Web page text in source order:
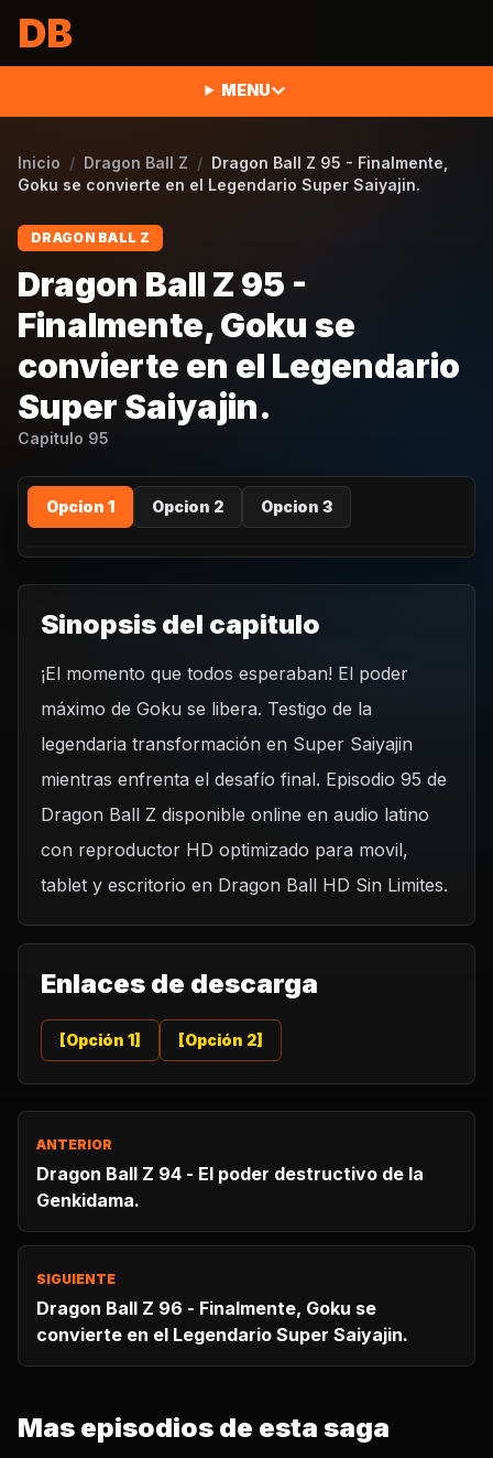
DB
MENU
Inicio / Dragon Ball Z / Dragon Ball Z 95 - Finalmente,
Goku se convierte en el Legendario Super Saiyajin.
DRAGON BALL Z
Dragon Ball Z 95 -
Finalmente, Goku se
convierte en el Legendario
Super Saiyajin.
Capitulo 95
Opcion 1 Opcion 2 Opcion 3
REPRODUCIR CAPITULO
Dragon Ball Z 95 - Finalmente, Goku se convierte en el
CARGAR REPRODUCTOR
Sinopsis del capitulo
¡El momento que todos esperaban! El poder
máximo de Goku se libera. Testigo de la
legendaria transformación en Super Saiyajin
mientras enfrenta el desafío final. Episodio 95 de
Dragon Ball Z disponible online en audio latino
con reproductor HD optimizado para movil,
tablet y escritorio en Dragon Ball HD Sin Limites.
Enlaces de descarga
[Opción 1] [Opción 2]
ANTERIOR
Dragon Ball Z 94 - El poder destructivo de la
Genkidama.
SIGUIENTE
Dragon Ball Z 96 - Finalmente, Goku se
convierte en el Legendario Super Saiyajin.
Mas episodios de esta saga